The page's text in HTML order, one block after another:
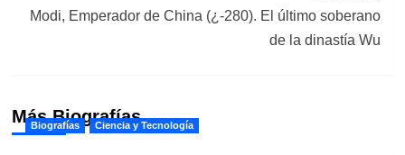
Modi, Emperador de China (¿-280). El último soberano
de la dinastía Wu
Más Biografías
Biografías Ciencia y Tecnología